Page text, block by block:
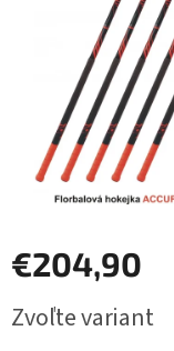
€204,90
cena:
Zvoľte variant